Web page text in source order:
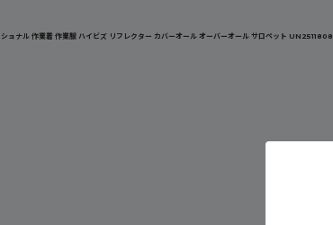
ョナル 作業着 作業服 ハイビズ リフレクター カバーオール オーバーオール サロペット UN2511808